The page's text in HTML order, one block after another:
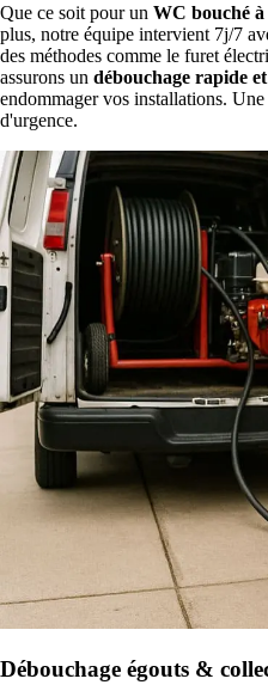
Que ce soit pour un WC bouché
plus, notre équipe intervient 7j/7
des méthodes comme le furet
assurons un débouchage rapide
endommager vos installations.
d'urgence.
Débouchage égouts &